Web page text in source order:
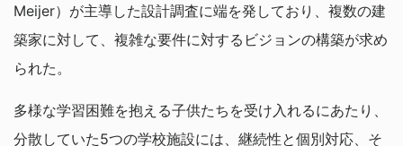
Meijer）が主導した設計調査に端を発しており、複数の建
築家に対して、複雑な要件に対するビジョンの構築が求め
られた。
多様な学習困難を抱える子供たちを受け入れるにあたり、
分散していた5つの学校施設には、継続性と個別対応、そ